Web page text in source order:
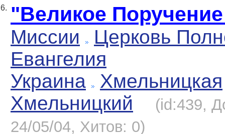
6. "Великое
Миссии
Церковь
Евангелия
Украина
Хмельницкая
Хмельницкий
(id:439,
24/05/04, Хитов: 0)